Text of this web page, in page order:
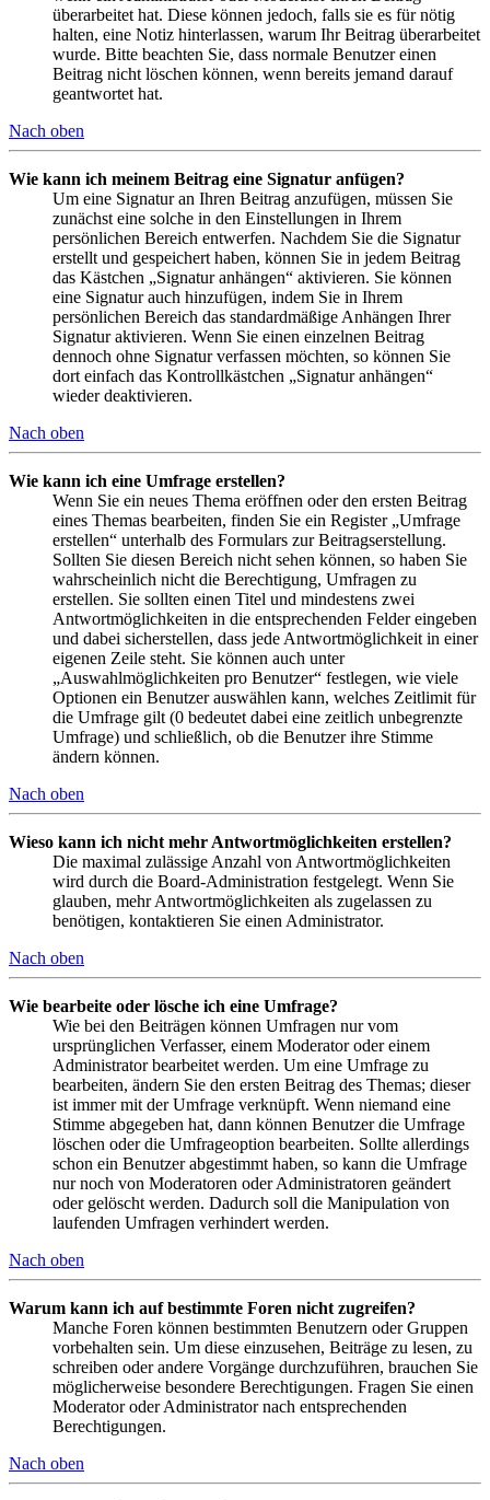
überarbeitet hat. Diese können jedoch, falls sie es für nötig
halten, eine Notiz hinterlassen, warum Ihr Beitrag überarbeitet
wurde. Bitte beachten Sie, dass normale Benutzer einen
Beitrag nicht löschen können, wenn bereits jemand darauf
geantwortet hat.
Nach oben
Wie kann ich meinem Beitrag eine Signatur anfügen?
Um eine Signatur an Ihren Beitrag anzufügen, müssen Sie
zunächst eine solche in den Einstellungen in Ihrem
persönlichen Bereich entwerfen. Nachdem Sie die Signatur
erstellt und gespeichert haben, können Sie in jedem Beitrag
das Kästchen „Signatur anhängen“ aktivieren. Sie können
eine Signatur auch hinzufügen, indem Sie in Ihrem
persönlichen Bereich das standardmäßige Anhängen Ihrer
Signatur aktivieren. Wenn Sie einen einzelnen Beitrag
dennoch ohne Signatur verfassen möchten, so können Sie
dort einfach das Kontrollkästchen „Signatur anhängen“
wieder deaktivieren.
Nach oben
Wie kann ich eine Umfrage erstellen?
Wenn Sie ein neues Thema eröffnen oder den ersten Beitrag
eines Themas bearbeiten, finden Sie ein Register „Umfrage
erstellen“ unterhalb des Formulars zur Beitragserstellung.
Sollten Sie diesen Bereich nicht sehen können, so haben Sie
wahrscheinlich nicht die Berechtigung, Umfragen zu
erstellen. Sie sollten einen Titel und mindestens zwei
Antwortmöglichkeiten in die entsprechenden Felder eingeben
und dabei sicherstellen, dass jede Antwortmöglichkeit in einer
eigenen Zeile steht. Sie können auch unter
„Auswahlmöglichkeiten pro Benutzer“ festlegen, wie viele
Optionen ein Benutzer auswählen kann, welches Zeitlimit für
die Umfrage gilt (0 bedeutet dabei eine zeitlich unbegrenzte
Umfrage) und schließlich, ob die Benutzer ihre Stimme
ändern können.
Nach oben
Wieso kann ich nicht mehr Antwortmöglichkeiten erstellen?
Die maximal zulässige Anzahl von Antwortmöglichkeiten
wird durch die Board-Administration festgelegt. Wenn Sie
glauben, mehr Antwortmöglichkeiten als zugelassen zu
benötigen, kontaktieren Sie einen Administrator.
Nach oben
Wie bearbeite oder lösche ich eine Umfrage?
Wie bei den Beiträgen können Umfragen nur vom
ursprünglichen Verfasser, einem Moderator oder einem
Administrator bearbeitet werden. Um eine Umfrage zu
bearbeiten, ändern Sie den ersten Beitrag des Themas; dieser
ist immer mit der Umfrage verknüpft. Wenn niemand eine
Stimme abgegeben hat, dann können Benutzer die Umfrage
löschen oder die Umfrageoption bearbeiten. Sollte allerdings
schon ein Benutzer abgestimmt haben, so kann die Umfrage
nur noch von Moderatoren oder Administratoren geändert
oder gelöscht werden. Dadurch soll die Manipulation von
laufenden Umfragen verhindert werden.
Nach oben
Warum kann ich auf bestimmte Foren nicht zugreifen?
Manche Foren können bestimmten Benutzern oder Gruppen
vorbehalten sein. Um diese einzusehen, Beiträge zu lesen, zu
schreiben oder andere Vorgänge durchzuführen, brauchen Sie
möglicherweise besondere Berechtigungen. Fragen Sie einen
Moderator oder Administrator nach entsprechenden
Berechtigungen.
Nach oben